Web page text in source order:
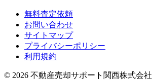
無料査定依頼
お問い合わせ
サイトマップ
プライバシーポリシー
利用規約
© 2026 不動産売却サポート関西株式会社